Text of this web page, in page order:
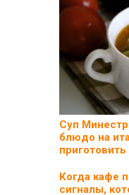
Суп
блюдо на
Когда кафе
сигналы,